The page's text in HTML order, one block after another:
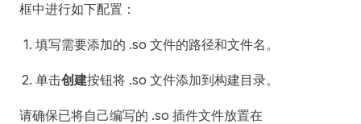
框中进行如下配置：
填写需要添加的 .so 文件的路径和文件名。
单击创建按钮将 .so 文件添加到构建目录。
请确保已将自己编写的 .so 插件文件放置在